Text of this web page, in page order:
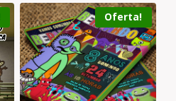
Oferta!